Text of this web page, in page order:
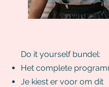
Do it yourself bundel:
Het complete
Je kiest er voor om dit